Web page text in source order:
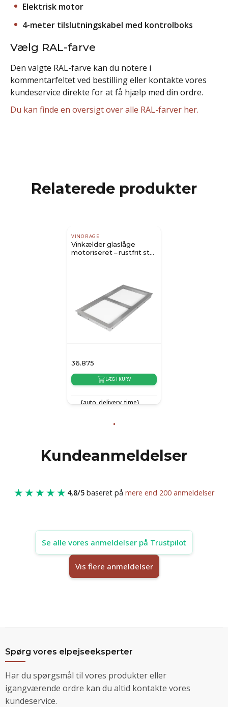
Elektrisk motor
4-meter tilslutningskabel med kontrolboks
Vælg RAL-farve
Den valgte RAL-farve kan du notere i
kommentarfeltet ved bestilling eller kontakte vores
kundeservice direkte for at få hjælp med din ordre.
Du kan finde en oversigt over alle RAL-farver her.
Relaterede produkter
VINORAGE
Vinkælder glaslåge
motoriseret – rustfrit stål
36.875
LÆG I KURV
{auto_delivery_time}
Kundeanmeldelser
★★★★★ 4,8/5 baseret på mere end 200 anmeldelser
Se alle vores anmeldelser på Trustpilot
Vis flere anmeldelser
Spørg vores elpejseeksperter
Har du spørgsmål til vores produkter eller
igangværende ordre kan du altid kontakte vores
kundeservice.